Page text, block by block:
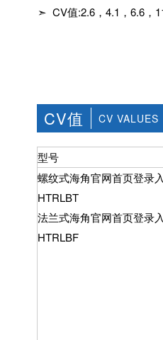
➣ CV值:2.6，4.1，6.6，
CV值 CV VALUES
型号
螺纹式海角官网首页登录
HTRLBT
法兰式海角官网首页登录
HTRLBF